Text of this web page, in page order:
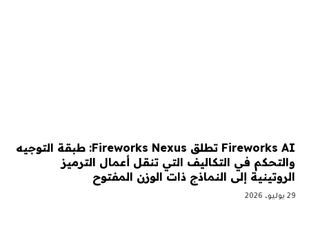
Fireworks AI تطلق Fireworks Nexus: طبقة التوجيه
والتحكم في التكاليف التي تنقل أعمال الترميز
الروتينية إلى النماذج ذات الوزن المفتوح
29 يوليو، 2026